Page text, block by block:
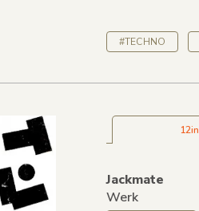
#TECHNO
Jackmate
Werk